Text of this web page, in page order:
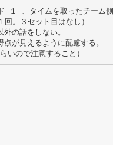
１ 、タイムを取ったチーム
。３セット目はなし）
の話をしない。
が見えるように配慮する。